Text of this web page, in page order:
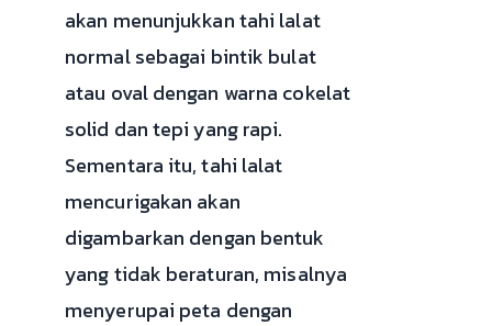
akan menunjukkan tahi lalat
normal sebagai bintik bulat
atau oval dengan warna cokelat
solid dan tepi yang rapi.
Sementara itu, tahi lalat
mencurigakan akan
digambarkan dengan bentuk
yang tidak beraturan, misalnya
menyerupai peta dengan